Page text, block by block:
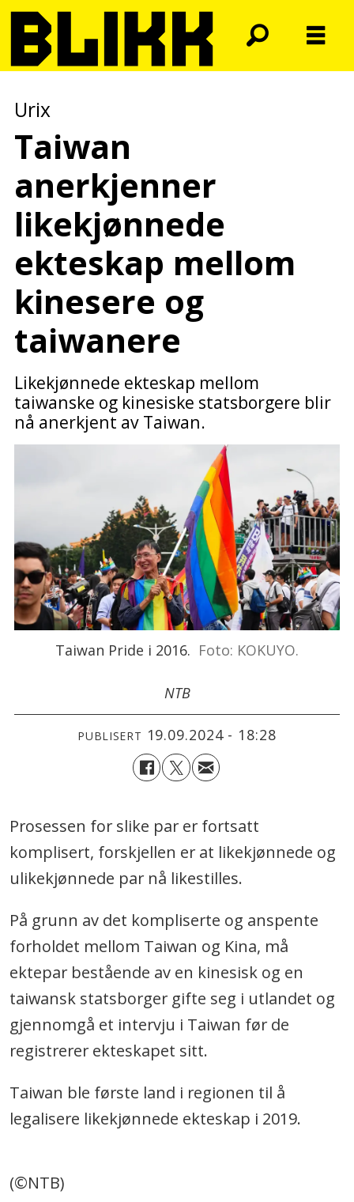
Urix
Taiwan
anerkjenner
likekjønnede
ekteskap mellom
kinesere og
taiwanere
Likekjønnede ekteskap mellom
taiwanske og kinesiske statsborgere blir
nå anerkjent av Taiwan.
Taiwan Pride i 2016. Foto: KOKUYO.
NTB
PUBLISERT 19.09.2024 - 18:28
Prosessen for slike par er fortsatt
komplisert, forskjellen er at likekjønnede og
ulikekjønnede par nå likestilles.
På grunn av det kompliserte og anspente
forholdet mellom Taiwan og Kina, må
ektepar bestående av en kinesisk og en
taiwansk statsborger gifte seg i utlandet og
gjennomgå et intervju i Taiwan før de
registrerer ekteskapet sitt.
Taiwan ble første land i regionen til å
legalisere likekjønnede ekteskap i 2019.
(©NTB)